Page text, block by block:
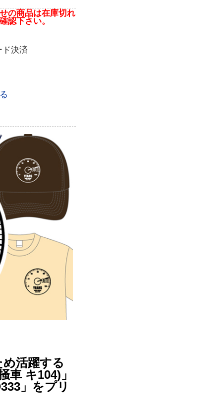
の商品は在庫切れ
認下さい。
ド決済
活躍する
車 キ104)」
」をプリ